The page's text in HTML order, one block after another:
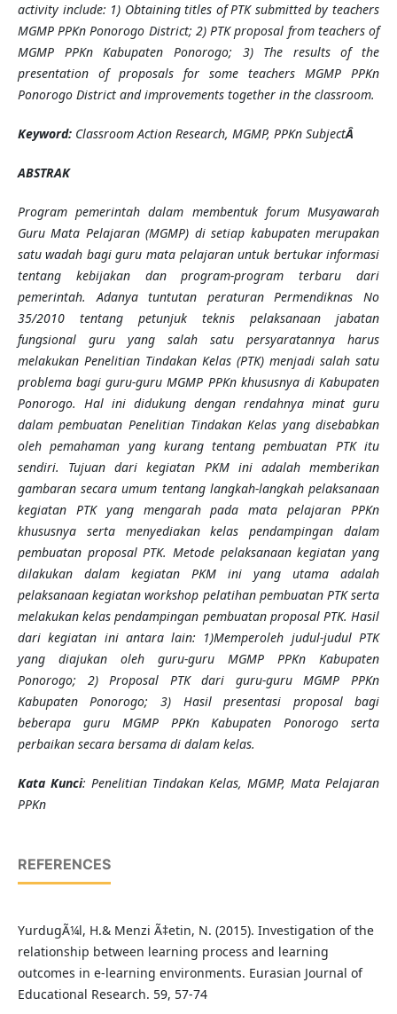
activity include: 1) Obtaining titles of PTK submitted by teachers
MGMP PPKn Ponorogo District; 2) PTK proposal from teachers of
MGMP PPKn Kabupaten Ponorogo; 3) The results of the
presentation of proposals for some teachers MGMP PPKn
Ponorogo District and improvements together in the classroom.
Keyword: Classroom Action Research, MGMP, PPKn SubjectÂ
ABSTRAK
Program pemerintah dalam membentuk forum Musyawarah
Guru Mata Pelajaran (MGMP) di setiap kabupaten merupakan
satu wadah bagi guru mata pelajaran untuk bertukar informasi
tentang kebijakan dan program-program terbaru dari
pemerintah. Adanya tuntutan peraturan Permendiknas No
35/2010 tentang petunjuk teknis pelaksanaan jabatan
fungsional guru yang salah satu persyaratannya harus
melakukan Penelitian Tindakan Kelas (PTK) menjadi salah satu
problema bagi guru-guru MGMP PPKn khususnya di Kabupaten
Ponorogo. Hal ini didukung dengan rendahnya minat guru
dalam pembuatan Penelitian Tindakan Kelas yang disebabkan
oleh pemahaman yang kurang tentang pembuatan PTK itu
sendiri. Tujuan dari kegiatan PKM ini adalah memberikan
gambaran secara umum tentang langkah-langkah pelaksanaan
kegiatan PTK yang mengarah pada mata pelajaran PPKn
khususnya serta menyediakan kelas pendampingan dalam
pembuatan proposal PTK. Metode pelaksanaan kegiatan yang
dilakukan dalam kegiatan PKM ini yang utama adalah
pelaksanaan kegiatan workshop pelatihan pembuatan PTK serta
melakukan kelas pendampingan pembuatan proposal PTK. Hasil
dari kegiatan ini antara lain: 1)Memperoleh judul-judul PTK
yang diajukan oleh guru-guru MGMP PPKn Kabupaten
Ponorogo; 2) Proposal PTK dari guru-guru MGMP PPKn
Kabupaten Ponorogo; 3) Hasil presentasi proposal bagi
beberapa guru MGMP PPKn Kabupaten Ponorogo serta
perbaikan secara bersama di dalam kelas.
Kata Kunci: Penelitian Tindakan Kelas, MGMP, Mata Pelajaran
PPKn
REFERENCES
YurdugÃ¼l, H.& Menzi Ã‡etin, N. (2015). Investigation of the
relationship between learning process and learning
outcomes in e-learning environments. Eurasian Journal of
Educational Research. 59, 57-74